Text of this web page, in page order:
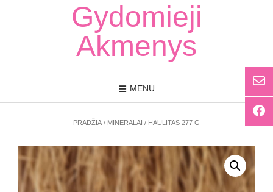
Gydomieji
Akmenys
MENU
PRADŽIA / MINERALAI / HAULITAS 277 G